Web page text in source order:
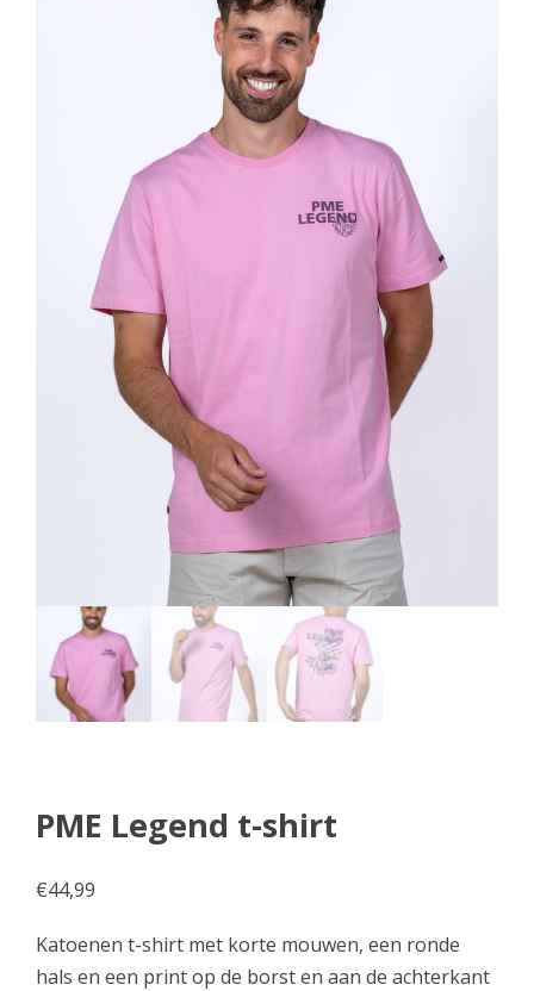
PME Legend t-shirt
€44,99
Katoenen t-shirt met korte mouwen, een ronde
hals en een print op de borst en aan de achterkant